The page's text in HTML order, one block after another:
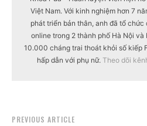
Việt Nam. Với kinh nghiệm hơn 7
phát triển bản thân, anh đã tổ
online trong 2 thành phố Hà Nội và
10.000 cháng trai thoát khỏi số kiếp
hấp dẫn với phụ nữ. Theo dõi
PREVIOUS ARTICLE